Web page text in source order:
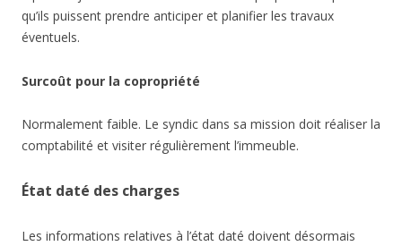
qu’ils puissent prendre anticiper et planifier les travaux
éventuels.
Surcoût pour la copropriété
Normalement faible. Le syndic dans sa mission doit réaliser la
comptabilité et visiter régulièrement l’immeuble.
État daté des charges
Les informations relatives à l’état daté doivent désormais